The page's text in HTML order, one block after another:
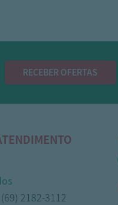
RECEBER OFERTAS
2182-3112